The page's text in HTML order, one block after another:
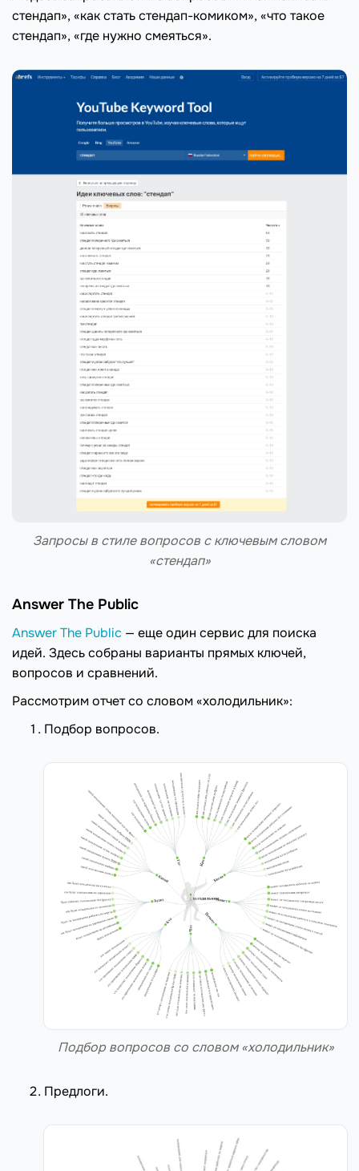
стендап», «как стать стендап-комиком», «что такое
стендап», «где нужно смеяться».
Запросы в стиле вопросов с ключевым словом
«стендап»
Answer The Public
Answer The Public — еще один сервис для поиска
идей. Здесь собраны варианты прямых ключей,
вопросов и сравнений.
Рассмотрим отчет со словом «холодильник»:
Подбор вопросов.
Подбор вопросов со словом «холодильник»
Предлоги.